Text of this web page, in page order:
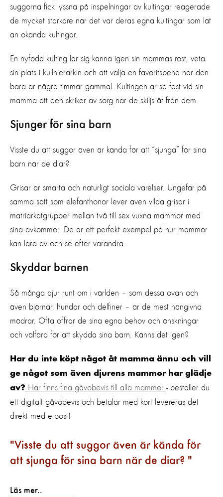
suggorna fick lyssna på inspelningar av kultingar reagerade
de mycket starkare när det var deras egna kultingar som lät
än okända kultingar.
En nyfödd kulting lär sig känna igen sin mammas röst, veta
sin plats i kullhierarkin och att välja en favoritspene när den
bara är några timmar gammal. Kultingen är så fäst vid sin
mamma att den skriker av sorg när de skiljs åt från dem.
Sjunger för sina barn
Visste du att suggor även är kända för att ”sjunga” för sina
barn när de diar?
Grisar är smarta och naturligt sociala varelser. Ungefär på
samma sätt som elefanthonor lever även vilda grisar i
matriarkatgrupper mellan två till sex vuxna mammor med
sina avkommor. De är ett perfekt exempel på hur mammor
kan lära av och se efter varandra.
Skyddar barnen
Så många djur runt om i världen – som dessa ovan och
även björnar, hundar och delfiner – är de mest hängivna
mödrar. Ofta offrar de sina egna behov och önskningar
och välfärd för att skydda sina barn. Känns det igen?
Har du inte köpt något åt mamma ännu och vill
ge något som även djurens mammor har glädje
av? Här finns fina gåvobevis till alla mammor - beställer du
ett digitalt gåvobevis och betalar med kort levereras det
direkt med e-post!
Visste du att suggor även är kända för
att sjunga för sina barn när de diar?
Läs mer..